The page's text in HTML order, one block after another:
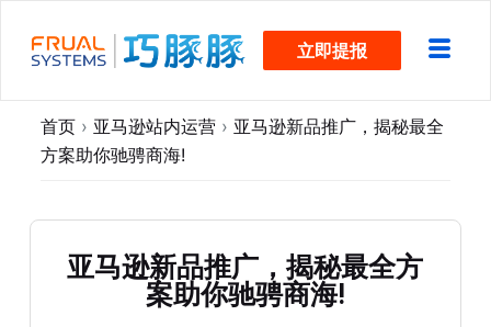
过
立即提报
首页 › 亚马逊站内运营 › 亚马逊新品推广，揭秘最全
方案助你驰骋商海!
亚马逊新品推广，揭秘最全方
案助你驰骋商海!